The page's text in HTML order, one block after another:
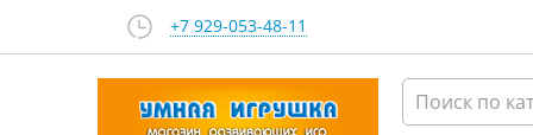
+7 929-053-48-11